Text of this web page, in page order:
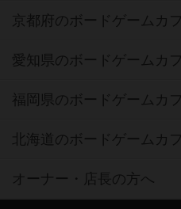
京都府のボードゲームカ
愛知県のボードゲームカ
福岡県のボードゲームカ
北海道のボードゲームカ
オーナー・店長の方へ